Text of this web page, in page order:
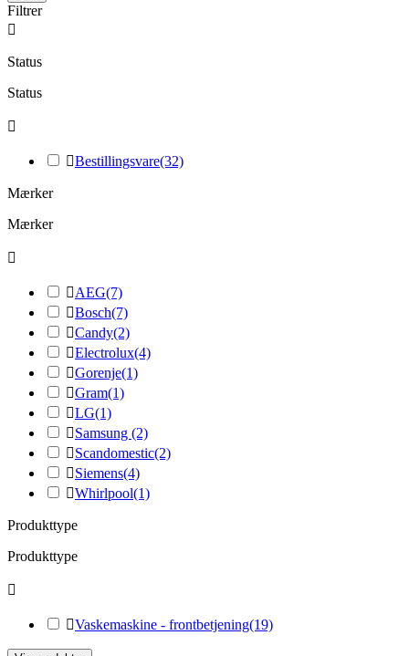
Filtrer

Status
Status

Bestillingsvare(32)
Mærker
Mærker

AEG(7)
Bosch(7)
Candy(2)
Electrolux(4)
Gorenje(1)
Gram(1)
LG(1)
Samsung (2)
Scandomestic(2)
Siemens(4)
Whirlpool(1)
Produkttype
Produkttype

Vaskemaskine - frontbetjening(19)